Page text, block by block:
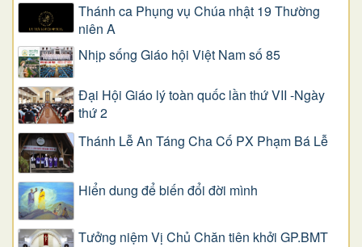
Thánh ca Phụng vụ Chúa nhật 19 Thường
niên A
Nhịp sống Giáo hội Việt Nam số 85
Đại Hội Giáo lý toàn quốc lần thứ VII -Ngày
thứ 2
Thánh Lễ An Táng Cha Cố PX Phạm Bá Lễ
Hiển dung để biến đổi đời mình
Tưởng niệm Vị Chủ Chăn tiên khởi GP.BMT